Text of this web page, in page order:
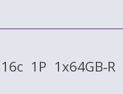
1P 1x64GB‑R